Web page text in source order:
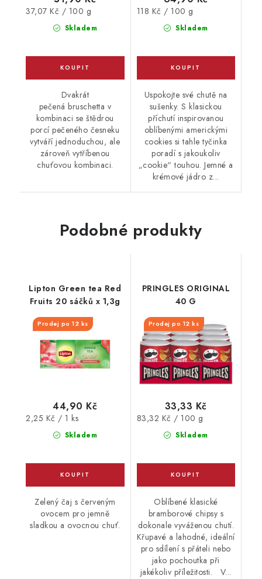
Skladem
Měrná
37,07 Kč / 100 g
Dvakrát
pečená bruschetta v
kombinaci se štědrou
porcí pečeného česneku
vytváří jednoduchou, ale
zároveň vytříbenou
chuťovou kombinaci.
Skladem
Měrná
118 Kč / 100 g
Uspokojte své chutě na
sušenky. S klasickou
příchutí inspirovanou
oblíbenými americkými
cookies si tahle tyčinka
poradí s jakoukoliv
„cookie“ touhou. Jemné a
krémové jádro z...
Podobné produkty
Lipton Green tea Red
Fruits 20 sáčků x 1,3g
Prodej po 12 ks
Skladem
44,90 Kč
Měrná
2,25 Kč / 1 ks
Zelený čaj s červeným
ovocem pro jemně
sladkou a ovocnou chuť.
PRINGLES ORIGINAL
40 G
Prodej po 12 ks
Skladem
33,33 Kč
Měrná
83,32 Kč / 100 g
Oblíbené klasické
bramborové chipsy s
dokonale vyváženou chutí.
Křupavé a lahodné, ideální
pro sdílení s přáteli nebo
jako pochoutka při
jakékoliv příležitosti. V...